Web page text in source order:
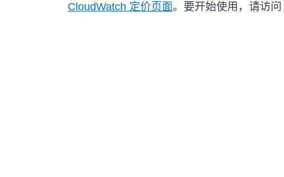
CloudWatch 定价页面。要开始使用，请访问